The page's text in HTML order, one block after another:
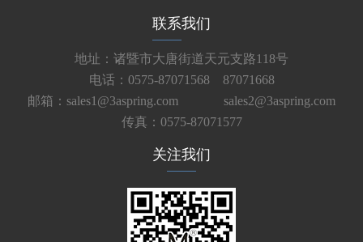
联系我们
地址：诸暨市大唐街道天元支路118号
电话：0575-87071568 87071668
邮箱：sales1@3aspring.com
sales2@3aspring.com
传真：0575-87071577
关注我们